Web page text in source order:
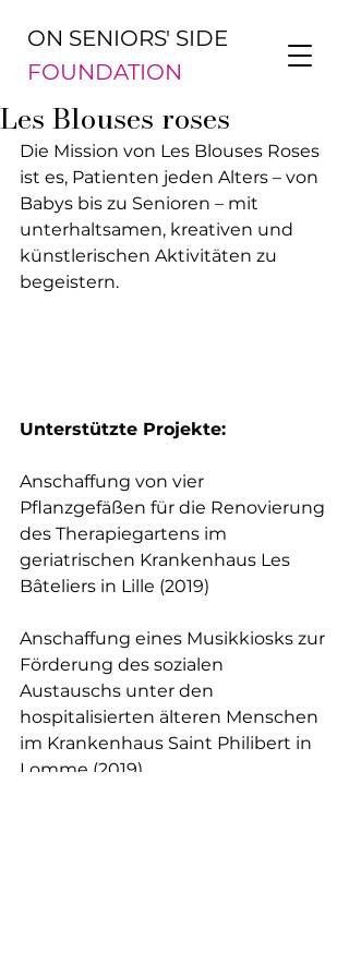
ON SENIORS' SIDE
FOUNDATION
Les Blouses roses
Die Mission von Les Blouses Roses
ist es, Patienten jeden Alters – von
Babys bis zu Senioren – mit
unterhaltsamen, kreativen und
künstlerischen Aktivitäten zu
begeistern.
Unterstützte Projekte:
Anschaffung von vier
Pflanzgefäßen für die Renovierung
des Therapiegartens im
geriatrischen Krankenhaus Les
Bâteliers in Lille (2019)
Anschaffung eines Musikkiosks zur
Förderung des sozialen
Austauschs unter den
hospitalisierten älteren Menschen
im Krankenhaus Saint Philibert in
Lomme (2019)